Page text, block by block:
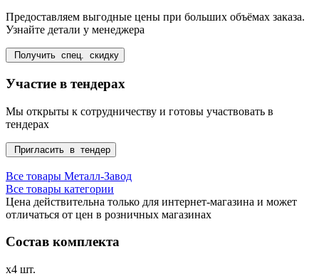
Предоставляем выгодные цены при больших объёмах заказа.
Узнайте детали у менеджера
Получить спец. скидку
Участие в тендерах
Мы открыты к сотрудничеству и готовы участвовать в
тендерах
Пригласить в тендер
Все товары Металл-Завод
Все товары категории
Цена действительна только для интернет-магазина и может
отличаться от цен в розничных магазинах
Состав комплекта
x4 шт.